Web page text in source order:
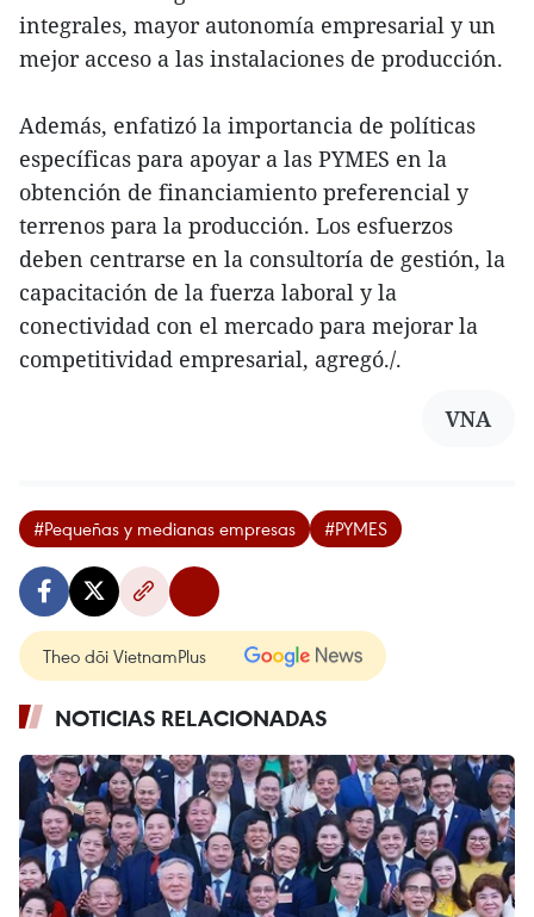
integrales, mayor autonomía empresarial y un
mejor acceso a las instalaciones de producción.
Además, enfatizó la importancia de políticas
específicas para apoyar a las PYMES en la
obtención de financiamiento preferencial y
terrenos para la producción. Los esfuerzos
deben centrarse en la consultoría de gestión, la
capacitación de la fuerza laboral y la
conectividad con el mercado para mejorar la
competitividad empresarial, agregó./.
VNA
#Pequeñas y medianas empresas #PYMES
Theo dõi VietnamPlus
NOTICIAS RELACIONADAS